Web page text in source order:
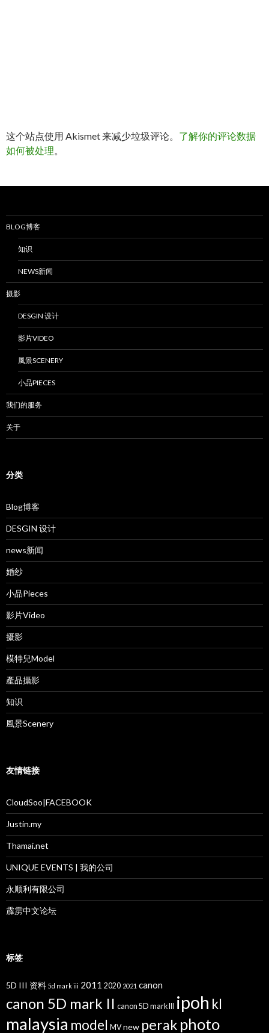
这个站点使用 Akismet 来减少垃圾评论。 了解你的评论数据
如何被处理
BLOG博客
知识
NEWS新闻
摄影
DESGIN 设计
影片VIDEO
風景SCENERY
小品PIECES
我们的服务
关于
分类
Blog博客
DESGIN 设计
news新闻
婚纱
小品Pieces
影片Video
摄影
模特兒Model
產品攝影
知识
風景Scenery
友情链接
CloudSoo|FACEBOOK
Justin.my
Thamai.net
UNIQUE EVENTS | 我的公司
永顺利有限公司
霹雳中文论坛
标签
5D III 资料 5d mark iii 2011 2020 2021 canon
canon 5D mark II canon 5D mark III ipoh kl
malaysia model MV new perak photo